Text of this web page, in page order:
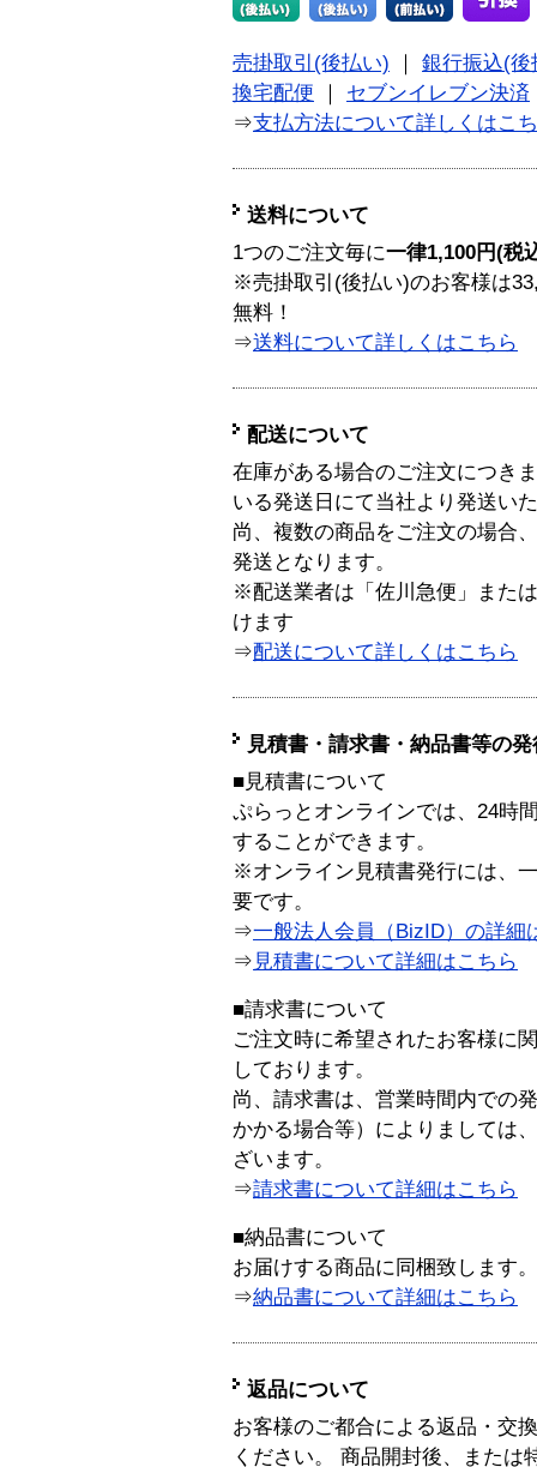
売掛取引(後払い)
銀行振込(後
換宅配便
セブンイレブン決済
⇒支払方法について詳しくはこ
送料について
1つのご注文毎に一律1,100円(税
※売掛取引(後払い)のお客様は
無料！
⇒送料について詳しくはこちら
配送について
在庫がある場合のご注文につき
いる発送日にて当社より発送い
尚、複数の商品をご注文の場合
発送となります。
※配送業者は「佐川急便」また
けます
⇒配送について詳しくはこちら
見積書・請求書・納品書等の
■見積書について
ぷらっとオンラインでは、24時
することができます。
※オンライン見積書発行には、
要です。
⇒一般法人会員（BizID）の詳細
⇒ 見積書について詳細はこちら
■請求書について
ご注文時に希望されたお客様に
しております。
尚、請求書は、営業時間内での
かかる場合等）によりましては
ざいます。
⇒請求書について詳細はこちら
■納品書について
お届けする商品に同梱致します。
⇒納品書について詳細はこちら
返品について
お客様のご都合による返品・交
ください。 商品開封後、または